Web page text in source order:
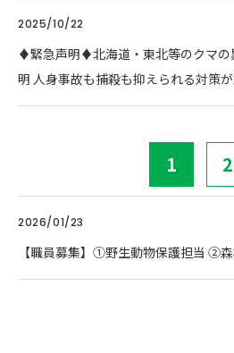
2025/10/22
♦️緊急声明♦️北海道・東北等のクマの
明 人身事故も捕殺も抑えられる対策
1 2
2026/01/23
【職員募集】①野生動物保護担当 ②